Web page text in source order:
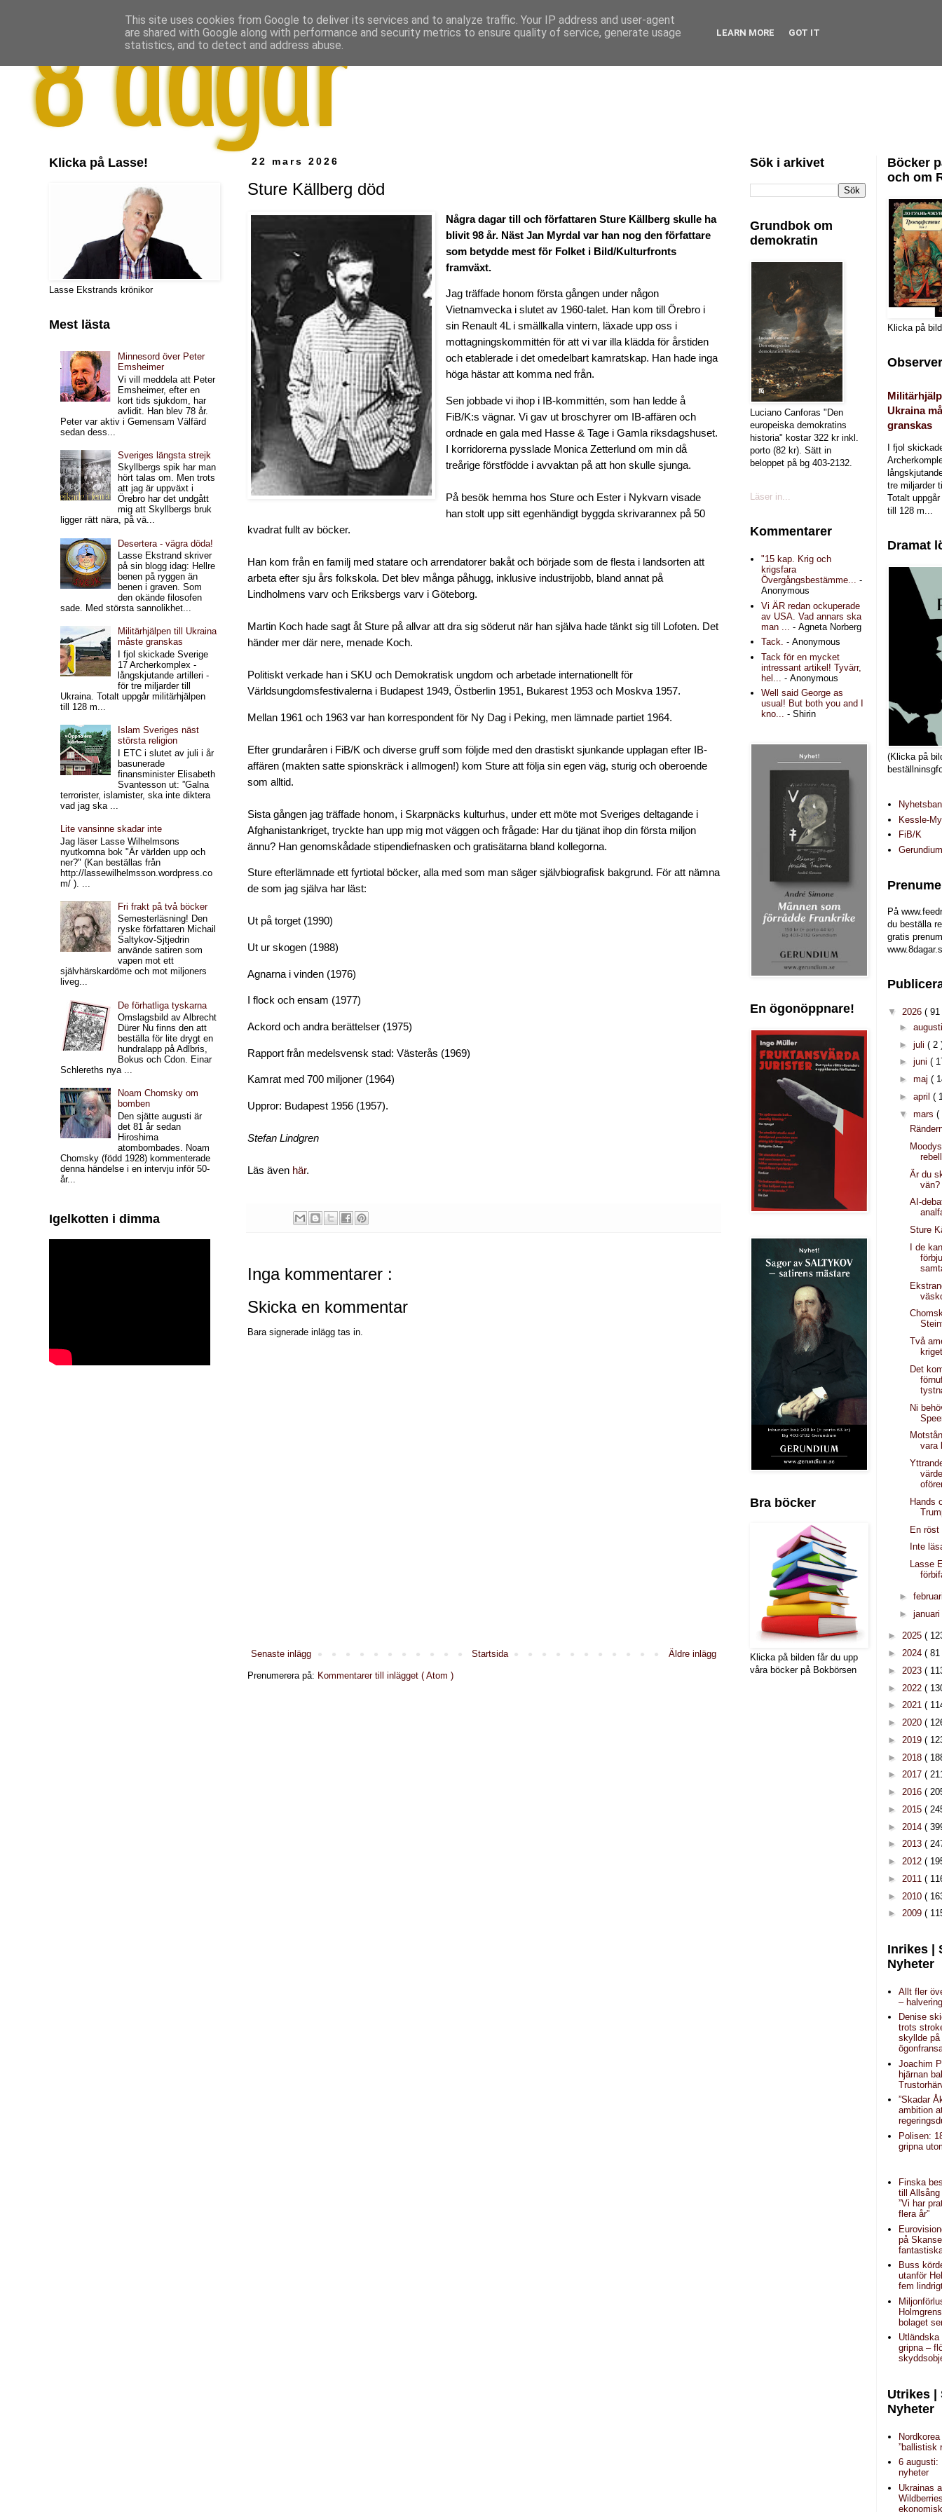
22 mars 2026
Sture Källberg död
Några dagar till och författaren Sture Källberg skulle ha
blivit 98 år. Näst Jan Myrdal var han nog den författare
som betydde mest för Folket i Bild/Kulturfronts
framväxt.
Jag träffade honom första gången under någon
Vietnamvecka i slutet av 1960-talet. Han kom till Örebro i
sin Renault 4L i smällkalla vintern, läxade upp oss i
mottagningskommittén för att vi var illa klädda för årstiden
och etablerade i det omedelbart kamratskap. Han hade inga
höga hästar att komma ned från.
Sen jobbade vi ihop i IB-kommittén, som han ledde å
FiB/K:s vägnar. Vi gav ut broschyrer om IB-affären och
ordnade en gala med Hasse & Tage i Gamla riksdagshuset.
I korridorerna pysslade Monica Zetterlund om min då
treårige förstfödde i avvaktan på att hon skulle sjunga.
På besök hemma hos Sture och Ester i Nykvarn visade
han stolt upp sitt egenhändigt byggda skrivarannex på 50
kvadrat fullt av böcker.
Han kom från en familj med statare och arrendatorer bakåt och började som de flesta i landsorten att
arbeta efter sju års folkskola. Det blev många påhugg, inklusive industrijobb, bland annat på
Lindholmens varv och Eriksbergs varv i Göteborg.
Martin Koch hade sagt åt Sture på allvar att dra sig söderut när han själva hade tänkt sig till Lofoten. Det
händer mer där nere, menade Koch.
Politiskt verkade han i SKU och Demokratisk ungdom och arbetade internationellt för
Världsungdomsfestivalerna i Budapest 1949, Östberlin 1951, Bukarest 1953 och Moskva 1957.
Mellan 1961 och 1963 var han korrespondent för Ny Dag i Peking, men lämnade partiet 1964.
Efter grundaråren i FiB/K och diverse gruff som följde med den drastiskt sjunkande upplagan efter IB-
affären (makten satte spionskräck i allmogen!) kom Sture att följa sin egen väg, sturig och oberoende
som alltid.
Sista gången jag träffade honom, i Skarpnäcks kulturhus, under ett möte mot Sveriges deltagande i
Afghanistankriget, tryckte han upp mig mot väggen och frågade: Har du tjänat ihop din första miljon
ännu? Han genomskådade stipendiefnasken och gratisätarna bland kollegorna.
Sture efterlämnade ett fyrtiotal böcker, alla med som man säger självbiografisk bakgrund. För att nämna
de som jag själva har läst:
Ut på torget (1990)
Ut ur skogen (1988)
Agnarna i vinden (1976)
flock och ensam (1977)
Ackord och andra berättelser (1975)
Rapport från medelsvensk stad: Västerås (1969)
Kamrat med 700 miljoner (1964)
Uppror: Budapest 1956 (1957).
Stefan Lindgren
Läs även här.
Inga kommentarer :
Skicka en kommentar
Bara signerade inlägg tas in.
Senaste inlägg Äldre inlägg
Startsida
Prenumerera på: Kommentarer till inlägget ( Atom )
Klicka på Lasse!
Lasse Ekstrands krönikor
Mest lästa
Minnesord över Peter
Emsheimer
Vi vill meddela att Peter
Emsheimer, efter en
kort tids sjukdom, har
avlidit. Han blev 78 år.
Peter var aktiv i Gemensam Välfärd
sedan dess...
Sveriges längsta strejk
Skyllbergs spik har man
hört talas om. Men trots
att jag är uppväxt i
Örebro har det undgått
mig att Skyllbergs bruk
ligger rätt nära, på vä...
Desertera - vägra döda!
Lasse Ekstrand skriver
på sin blogg idag: Hellre
benen på ryggen än
benen i graven. Som
den okände filosofen
sade. Med största sannolikhet...
Militärhjälpen till Ukraina
måste granskas
I fjol skickade Sverige
17 Archerkomplex -
långskjutande artilleri -
för tre miljarder till
Ukraina. Totalt uppgår militärhjälpen
till 128 m...
Islam Sveriges näst
största religion
I ETC i slutet av juli i år
basunerade
finansminister Elisabeth
Svantesson ut: ”Galna
terrorister, islamister, ska inte diktera
vad jag ska ...
Lite vansinne skadar inte
Jag läser Lasse Wilhelmsons
nyutkomna bok "Är världen upp och
ner?" (Kan beställas från
http://lassewilhelmsson.wordpress.co
m/ ). ...
Fri frakt på två böcker
Semesterläsning! Den
ryske författaren Michail
Saltykov-Sjtjedrin
använde satiren som
vapen mot ett
självhärskardöme och mot miljoners
liveg...
De förhatliga tyskarna
Omslagsbild av Albrecht
Dürer Nu finns den att
beställa för lite drygt en
hundralapp på Adlbris,
Bokus och Cdon. Einar
Schlereths nya ...
Noam Chomsky om
bomben
Den sjätte augusti är
det 81 år sedan
Hiroshima
atombombades. Noam
Chomsky (född 1928) kommenterade
denna händelse i en intervju inför 50-
år...
Igelkotten i dimma
Sök i arkivet
Grundbok om
demokratin
Luciano Canforas "Den
europeiska demokratins
historia" kostar 322 kr inkl.
porto (82 kr). Sätt in
beloppet på bg 403-2132.
Läser in...
Kommentarer
"15 kap. Krig och
krigsfara
Övergångsbestämme... -
Anonymous
Vi ÄR redan ockuperade
av USA. Vad annars ska
man ...
- Agneta Norberg
Tack. - Anonymous
Tack för en mycket
intressant artikel! Tyvärr,
hel...
- Anonymous
Well said George as
usual! But both you and I
kno... - Shirin
En ögonöppnare!
Bra böcker
Klicka på bilden får du upp
våra böcker på Bokbörsen
Böcker
och om
Klicka på
Ukraina
granskas
I fjol
tre miljarder
Totalt
till 128 m...
Dramat
(Klicka på
Kessle-
FiB/K
På
du beställa
gratis
▼ 2026 ( 91
►
► juli ( 2
► juni (
► maj (
► april (
▼ mars (
Är du
vän?
AI-
Sture
I de
Två
Det
Ni
vara
Hands
En röst
Inte
Lasse
►
► januari
► 2025 (
► 2024 ( 81
► 2023 (
► 2022 (
► 2021 (
► 2020 (
► 2019 (
► 2018 (
► 2017 (
► 2016 (
► 2015 (
► 2014 (
► 2013 (
► 2012 (
► 2011 (
► 2010 (
► 2009 (
Inrikes |
Nyheter
Allt fler
–
Denise
trots
skyllde på
Joachim
hjärnan
”Skadar
ambition
Polisen:
gripna
Finska
till
”Vi har
flera år”
på
Buss
utanför
fem
bolaget
Utländska
gripna –
Utrikes |
Nyheter
”ballistisk
6 augusti:
nyheter
Ukrainas
This site uses cookies from Google to deliver its services and to analyze traffic. Your IP address and user-agent
are shared with Google along with performance and security metrics to ensure quality of service, generate usage
statistics, and to detect and address abuse.
LEARN MORE GOT IT